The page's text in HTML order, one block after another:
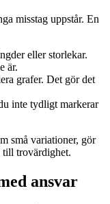
misstag uppstår. En
eller storlekar.
är.
grafer. Det gör det
inte tydligt markerar
små variationer, gör
till trovärdighet.
ansvar